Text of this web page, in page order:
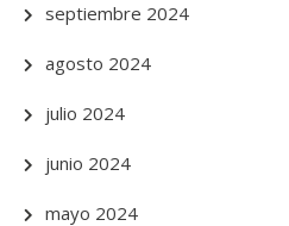
septiembre 2024
agosto 2024
julio 2024
junio 2024
mayo 2024